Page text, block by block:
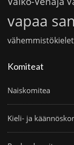
vapaa
vähemmistökielet
Komiteat
Naiskomitea
Kieli- ja